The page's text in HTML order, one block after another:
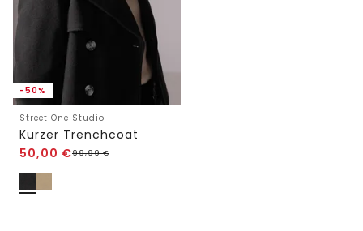
-50%
Street One Studio
Kurzer Trenchcoat
50,00 €99,99€